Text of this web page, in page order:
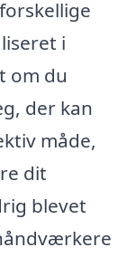
i
om du
der kan
måde,
dit
blevet